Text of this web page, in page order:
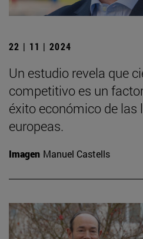
22 | 11 | 2024
Un estudio revela que
competitivo es un
éxito económico de las
europeas.
Imagen Manuel Castells